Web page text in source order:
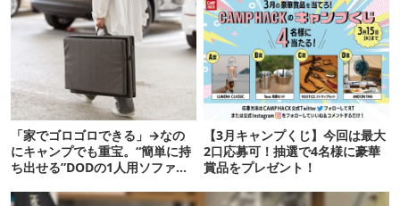
「家でゴロゴロできる」→なの
にキャンプでも重宝。“簡単に持
ち出せる”DODの1人用ソファが
【3月キャンプくじ】今回は最大
2口応募可！抽選で4名様に豪華
賞品をプレゼント！